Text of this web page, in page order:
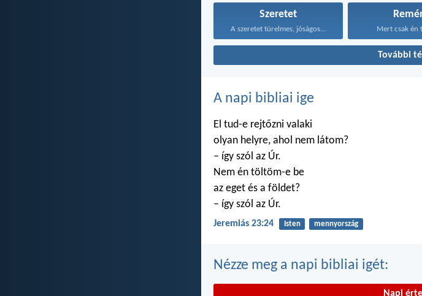
Szeretet
A szeretet türelmes, jóságos... Mert csak én
További
A napi bibliai ige
El tud-e rejtőzni valaki
olyan helyre, ahol nem látom?
– így szól az Úr.
Nem én töltöm-e be
az eget és a földet?
– így szól az Úr.
Jeremiás 23:24 Isten mennyország
Nézze meg a napi bibliai igét:
Napi